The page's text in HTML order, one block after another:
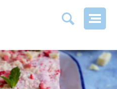
WITTE CHOCOLADE